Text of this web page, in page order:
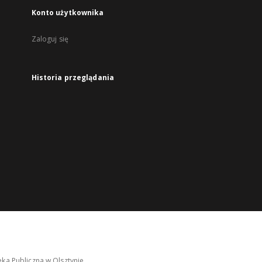
Konto użytkownika
Zaloguj się
Historia przeglądania